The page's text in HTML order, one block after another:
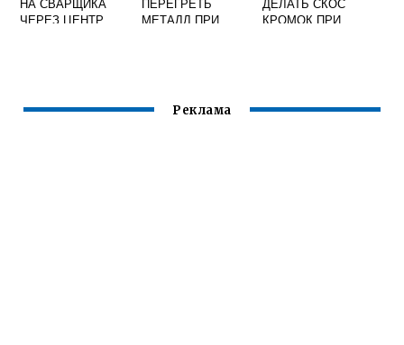
ЧЕРЕЗ ЦЕНТР
МЕТАЛЛ ПРИ
КРОМОК ПРИ
Реклама